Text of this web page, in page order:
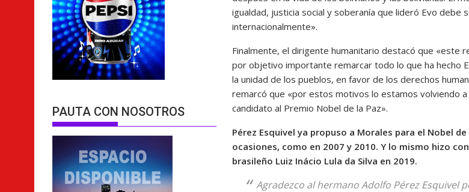
igualdad, justicia social y soberanía que lideró Evo debe
internacionalmente».
Finalmente, el dirigente humanitario destacó que «este
por objetivo importante remarcar todo lo que ha hecho
la unidad de los pueblos, en favor de los derechos
remarcó que «por estos motivos lo estamos volviendo
candidato al Premio Nobel de la Paz».
Pérez Esquivel ya propuso a Morales para el Nobel
ocasiones, como en 2007 y 2010. Y lo mismo hizo
brasileño Luiz Inácio Lula da Silva en 2019.
Agradezco al hermano Adolfo Pérez Esquivel
PAUTA CON NOSOTROS